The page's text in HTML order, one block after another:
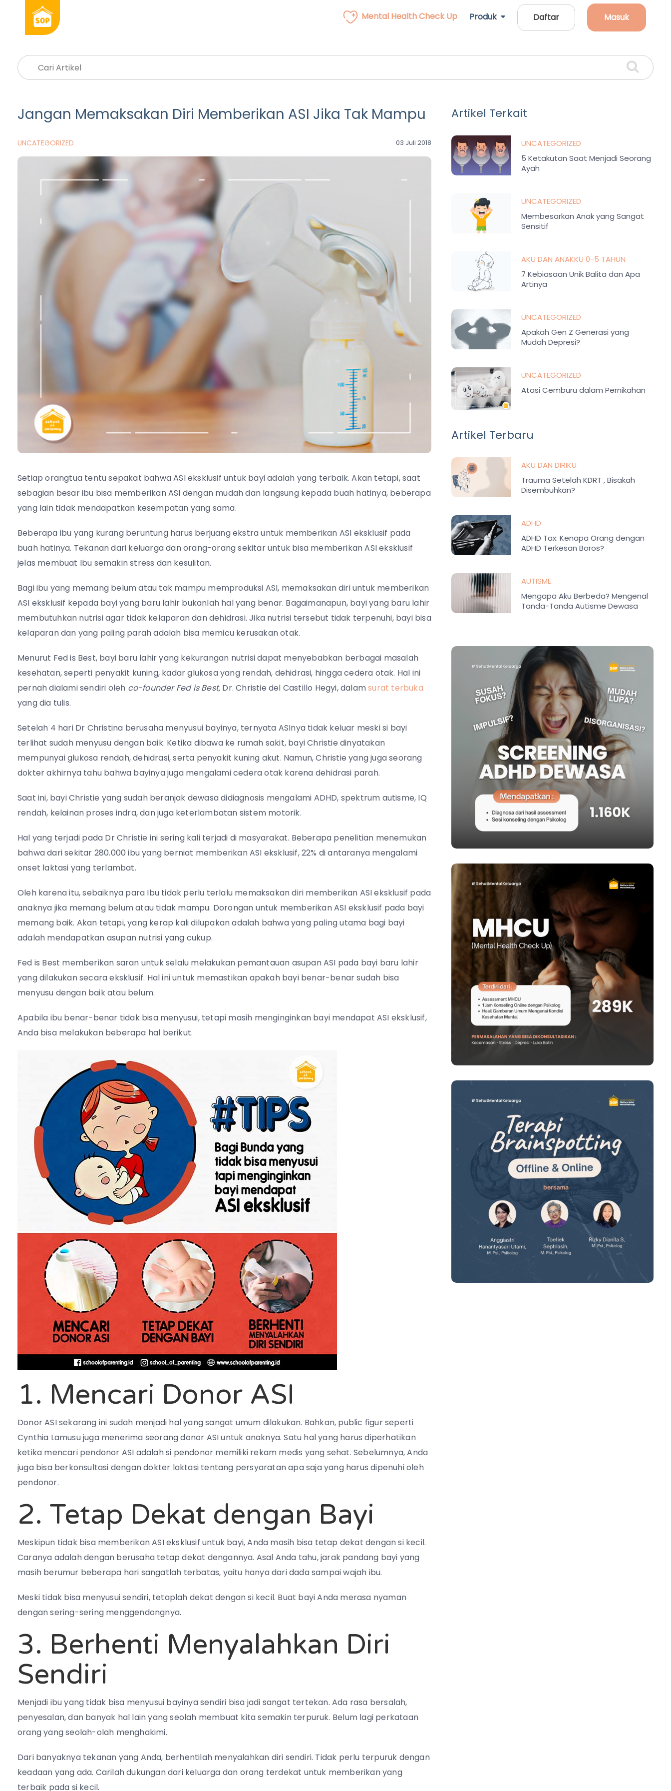
Mental Health Check Up Produk Daftar Masuk
Jangan Memaksakan Diri Memberikan ASI Jika Tak Mampu
UNCATEGORIZED 03 Juli 2018
Setiap orangtua tentu sepakat bahwa ASI eksklusif untuk bayi adalah yang terbaik. Akan tetapi, saat
sebagian besar ibu bisa memberikan ASI dengan mudah dan langsung kepada buah hatinya, beberapa
yang lain tidak mendapatkan kesempatan yang sama.
Beberapa ibu yang kurang beruntung harus berjuang ekstra untuk memberikan ASI eksklusif pada
buah hatinya. Tekanan dari keluarga dan orang-orang sekitar untuk bisa memberikan ASI eksklusif
jelas membuat Ibu semakin stress dan kesulitan.
Bagi ibu yang memang belum atau tak mampu memproduksi ASI, memaksakan diri untuk memberikan
ASI eksklusif kepada bayi yang baru lahir bukanlah hal yang benar. Bagaimanapun, bayi yang baru lahir
membutuhkan nutrisi agar tidak kelaparan dan dehidrasi. Jika nutrisi tersebut tidak terpenuhi, bayi bisa
kelaparan dan yang paling parah adalah bisa memicu kerusakan otak.
Menurut Fed is Best, bayi baru lahir yang kekurangan nutrisi dapat menyebabkan berbagai masalah
kesehatan, seperti penyakit kuning, kadar glukosa yang rendah, dehidrasi, hingga cedera otak. Hal ini
pernah dialami sendiri oleh co-founder Fed is Best, Dr. Christie del Castillo Hegyi, dalamsurat terbuka
yang dia tulis.
Setelah 4 hari Dr Christina berusaha menyusui bayinya, ternyata ASInya tidak keluar meski si bayi
terlihat sudah menyusu dengan baik. Ketika dibawa ke rumah sakit, bayi Christie dinyatakan
mempunyai glukosa rendah, dehidrasi, serta penyakit kuning akut. Namun, Christie yang juga seorang
dokter akhirnya tahu bahwa bayinya juga mengalami cedera otak karena dehidrasi parah.
Saat ini, bayi Christie yang sudah beranjak dewasa didiagnosis mengalami ADHD, spektrum autisme, IQ
rendah, kelainan proses indra, dan juga keterlambatan sistem motorik.
Hal yang terjadi pada Dr Christie ini sering kali terjadi di masyarakat. Beberapa penelitian menemukan
bahwa dari sekitar 280.000 ibu yang berniat memberikan ASI eksklusif, 22% di antaranya mengalami
onset laktasi yang terlambat.
Oleh karena itu, sebaiknya para Ibu tidak perlu terlalu memaksakan diri memberikan ASI eksklusif pada
anaknya jika memang belum atau tidak mampu. Dorongan untuk memberikan ASI eksklusif pada bayi
memang baik. Akan tetapi, yang kerap kali dilupakan adalah bahwa yang paling utama bagi bayi
adalah mendapatkan asupan nutrisi yang cukup.
Fed is Best memberikan saran untuk selalu melakukan pemantauan asupan ASI pada bayi baru lahir
yang dilakukan secara eksklusif. Hal ini untuk memastikan apakah bayi benar-benar sudah bisa
menyusu dengan baik atau belum.
Apabila ibu benar-benar tidak bisa menyusui, tetapi masih menginginkan bayi mendapat ASI eksklusif,
Anda bisa melakukan beberapa hal berikut.
1. Mencari Donor ASI
Donor ASI sekarang ini sudah menjadi hal yang sangat umum dilakukan. Bahkan, public figur seperti
Cynthia Lamusu juga menerima seorang donor ASI untuk anaknya. Satu hal yang harus diperhatikan
ketika mencari pendonor ASI adalah si pendonor memiliki rekam medis yang sehat. Sebelumnya, Anda
juga bisa berkonsultasi dengan dokter laktasi tentang persyaratan apa saja yang harus dipenuhi oleh
pendonor.
2. Tetap Dekat dengan Bayi
Meskipun tidak bisa memberikan ASI eksklusif untuk bayi, Anda masih bisa tetap dekat dengan si kecil.
Caranya adalah dengan berusaha tetap dekat dengannya. Asal Anda tahu, jarak pandang bayi yang
masih berumur beberapa hari sangatlah terbatas, yaitu hanya dari dada sampai wajah ibu.
Meski tidak bisa menyusui sendiri, tetaplah dekat dengan si kecil. Buat bayi Anda merasa nyaman
dengan sering-sering menggendongnya.
3. Berhenti Menyalahkan Diri
Sendiri
Menjadi ibu yang tidak bisa menyusui bayinya sendiri bisa jadi sangat tertekan. Ada rasa bersalah,
penyesalan, dan banyak hal lain yang seolah membuat kita semakin terpuruk. Belum lagi perkataan
orang yang seolah-olah menghakimi.
Dari banyaknya tekanan yang Anda, berhentilah menyalahkan diri sendiri. Tidak perlu terpuruk dengan
keadaan yang ada. Carilah dukungan dari keluarga dan orang terdekat untuk memberikan yang
terbaik pada si kecil.
Artikel Terkait
UNCATEGORIZED
5 Ketakutan Saat Menjadi Seorang
Ayah
UNCATEGORIZED
Membesarkan Anak yang Sangat
Sensitif
AKU DAN ANAKKU 0-5 TAHUN
7 Kebiasaan Unik Balita dan Apa
Artinya
UNCATEGORIZED
Apakah Gen Z Generasi yang
Mudah Depresi?
UNCATEGORIZED
Atasi Cemburu dalam Pernikahan
Artikel Terbaru
AKU DAN DIRIKU
Trauma Setelah KDRT , Bisakah
Disembuhkan?
ADHD
ADHD Tax: Kenapa Orang dengan
ADHD Terkesan Boros?
AUTISME
Mengapa Aku Berbeda? Mengenal
Tanda-Tanda Autisme Dewasa